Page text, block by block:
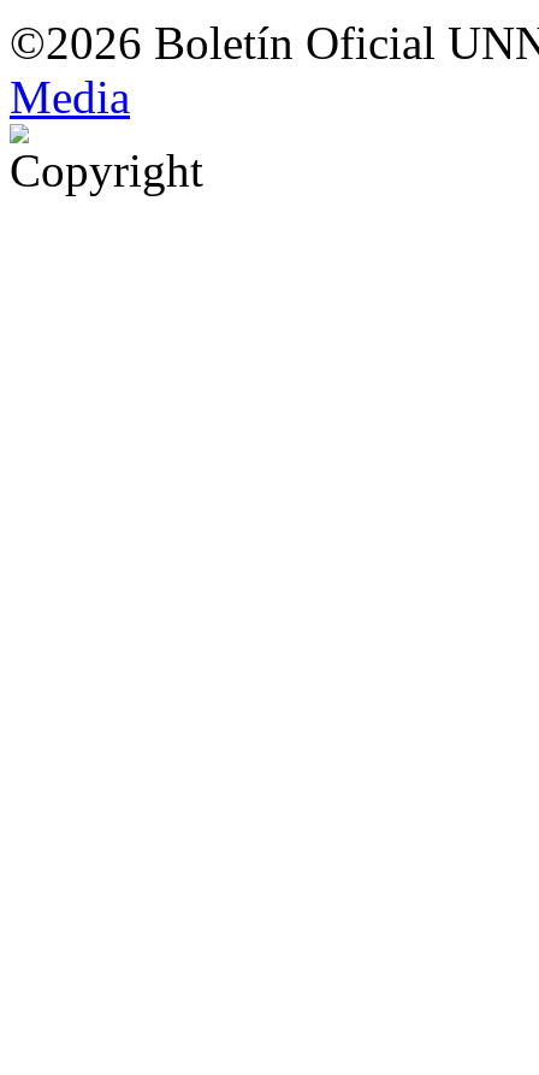
©2026 Boletín Oficial
Media